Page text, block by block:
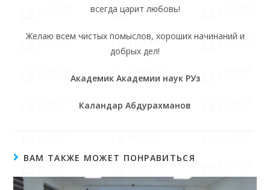
всегда царит любовь!
Желаю всем чистых помыслов, хороших начинаний и
добрых дел!
Академик Академии наук РУз
Каландар Абдурахманов
ВАМ ТАКЖЕ МОЖЕТ ПОНРАВИТЬСЯ